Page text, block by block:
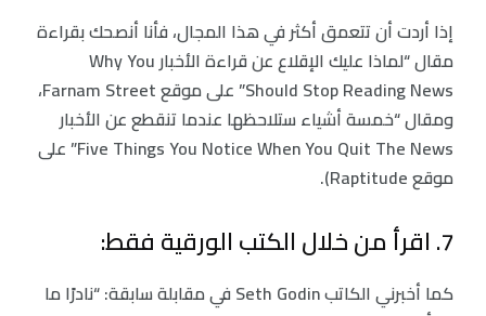
إذا أردت أن تتعمق أكثر في هذا المجال، فأنا أنصحك بقراءة
مقال “لماذا عليك الإقلاع عن قراءة الأخبار Why You
Should Stop Reading News” على موقع Farnam Street،
ومقال “خمسة أشياء ستلاحظها عندما تنقطع عن الأخبار
Five Things You Notice When You Quit The News” على
موقع Raptitude).
7. اقرأ من خلال الكتب الورقية فقط:
كما أخبرني الكاتب Seth Godin في مقابلة سابقة: “نادرًا ما